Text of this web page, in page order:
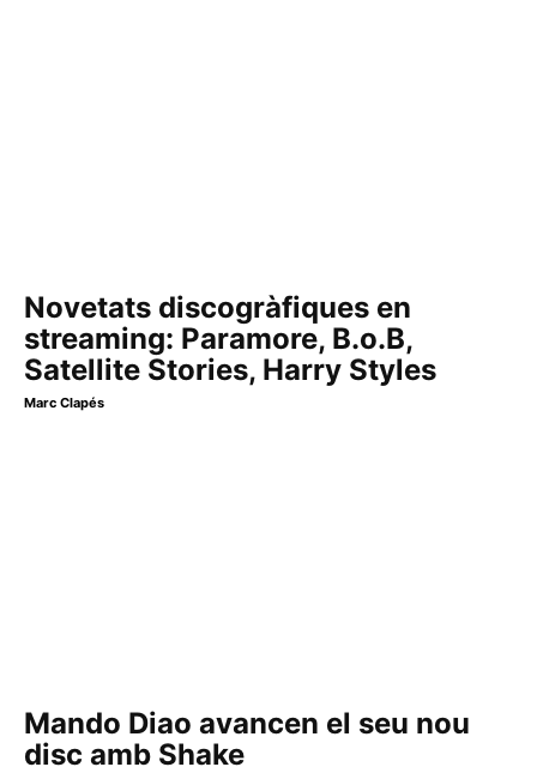
Novetats discogràfiques en
streaming: Paramore, B.o.B,
Satellite Stories, Harry Styles
Marc Clapés
Mando Diao avancen el seu nou
disc amb Shake